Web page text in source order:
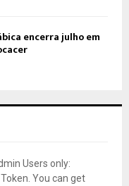
encerra julho em
Users only:
You can get